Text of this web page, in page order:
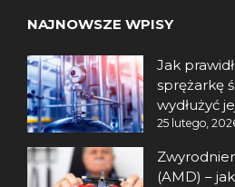
NAJNOWSZE WPISY
Jak
sprężarkę
wydłużyć
25 lutego,
(AMD) –